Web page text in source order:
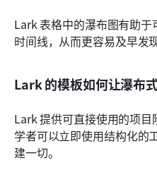
Lark 表格中的瀑布图有助
时间线，从而更容易及早发
Lark 的模板如何让瀑布
Lark 提供可直接使用的项
学者可以立即使用结构化的
建一切。